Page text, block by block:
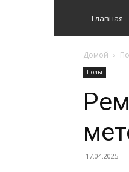
Главная
Домой
Полы
17.04.2025